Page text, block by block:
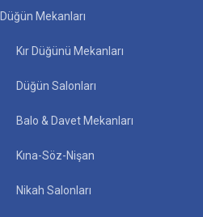
Düğün Mekanları
Kır Düğünü Mekanları
Düğün Salonları
Balo & Davet Mekanları
Kına-Söz-Nişan
Nikah Salonları